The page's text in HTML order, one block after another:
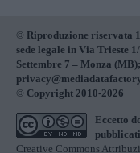
© Riproduzione riservata
sede legale in Via Trieste
Settembre 7 – Monza
© Copyright 2010-2026
Eccetto
Creative Commons